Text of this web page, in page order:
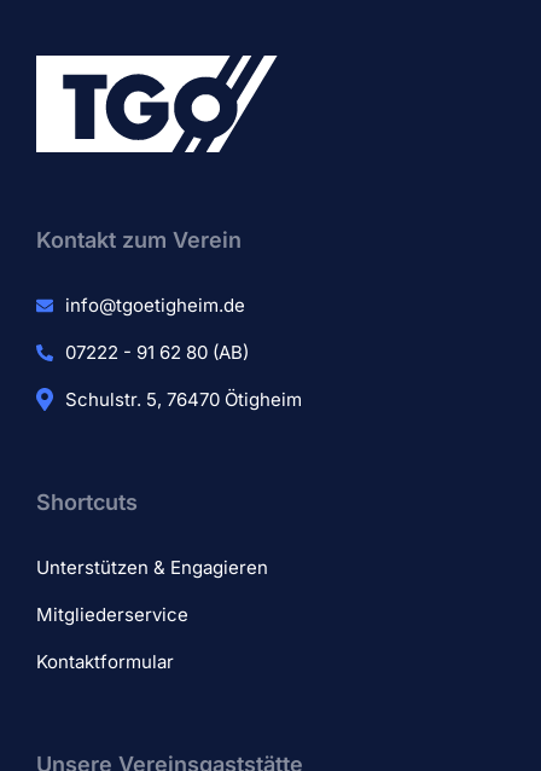
Kontakt zum Verein​
info@tgoetigheim.de
07222 - 91 62 80 (AB)
Schulstr. 5, 76470 Ötigheim
Shortcuts
Unterstützen & Engagieren
Mitgliederservice
Kontaktformular
Unsere Vereinsgaststätte